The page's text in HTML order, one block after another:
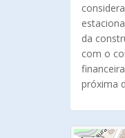
da
com o
próxima